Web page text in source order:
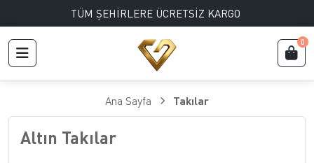
TÜM ŞEHİRLERE ÜCRETSİZ KARGO
0
Ana Sayfa Takılar
Altın Takılar